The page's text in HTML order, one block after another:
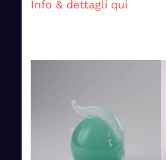
Info & dettagli qui